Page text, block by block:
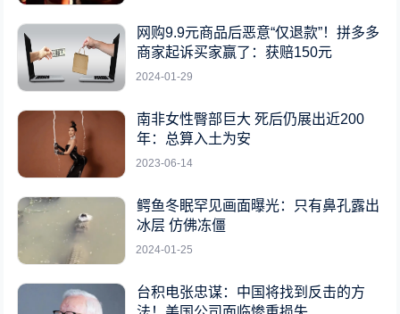
网购9.9元商品后恶意“仅退款”！拼多多
商家起诉买家赢了：获赔150元
2024-01-29
南非女性臀部巨大 死后仍展出近200
年：总算入土为安
2023-06-14
鳄鱼冬眠罕见画面曝光：只有鼻孔露出
冰层 仿佛冻僵
2024-01-25
台积电张忠谋：中国将找到反击的方